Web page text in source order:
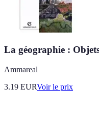
La géographie :
Ammareal
3.19 EURVoir le prix